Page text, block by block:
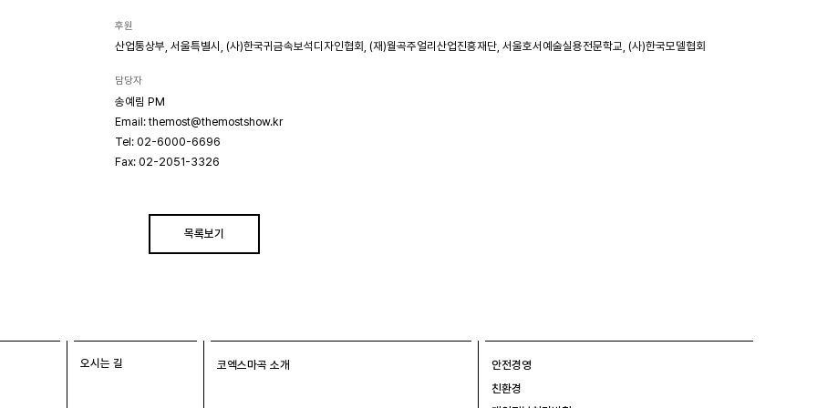
후원
산업통상부, 서울특별시, (사)한국귀금속보석디자인협회, (재)월곡주얼리산업진흥재단, 서울호서예술실용전문학교, (사)한국모델협회
담당자
송예림 PM
Email: themost@themostshow.kr
Tel: 02-6000-6696
Fax: 02-2051-3326
목록보기
오시는 길 코엑스마곡 소개
안전경영
친환경